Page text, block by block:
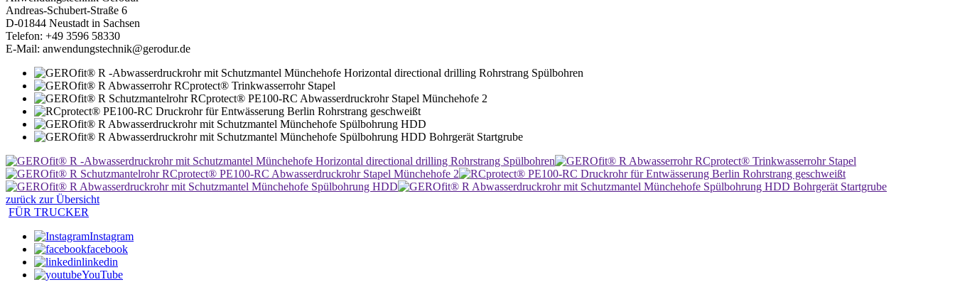
Andreas-Schubert-Straße 6
D-01844 Neustadt in Sachsen
Telefon: +49 3596 58330
E-Mail: anwendungstechnik@gerodur.de
zurück zur Übersicht
FÜR TRUCKER
Instagram
facebook
linkedin
YouTube